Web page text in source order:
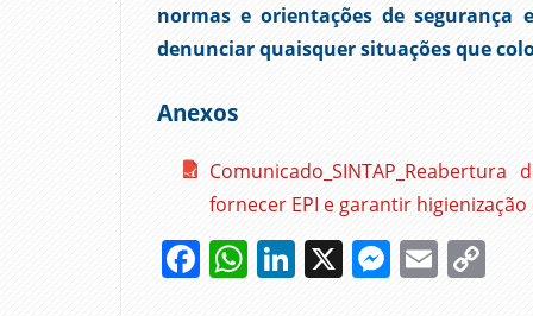
normas e orientações de
denunciar quaisquer situações que
Anexos
fornecer EPI e garantir
Facebook
WhatsApp
LinkedIn
X Email